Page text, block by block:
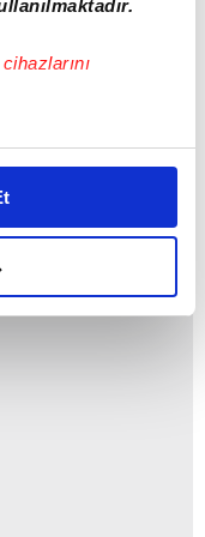
özel
Bunu yaparken
sunmak
adına
ve bu noktada,
noktasında tek gelir
performansı: